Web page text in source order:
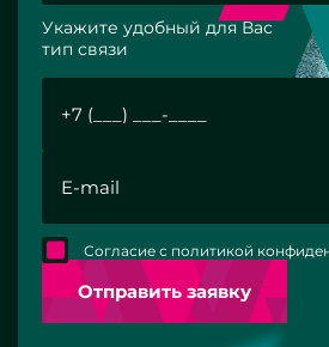
Укажите удобный для Вас
тип связи
Отправить заявку
Согласие с политикой